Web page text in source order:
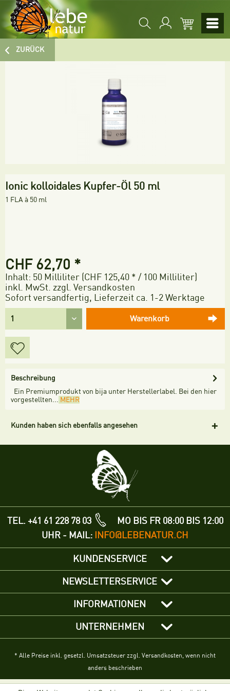
ZURÜCK
Ionic kolloidales Kupfer-Öl 50 ml
1 FLA à 50 ml
CHF 62,70 *
Inhalt: 50 Milliliter (CHF 125,40 * / 100 Milliliter)
inkl. MwSt. zzgl. Versandkosten
Sofort versandfertig, Lieferzeit ca. 1-2 Werktage
Warenkorb
Beschreibung
Ein Premiumprodukt von bija unter Herstellerlabel. Bei den hier
vorgestellten... MEHR
Kunden haben sich ebenfalls angesehen
TEL. +41 61 228 78 03
MO BIS FR 08:00 BIS 12:00
UHR - MAIL: INFO@LEBENATUR.CH
KUNDENSERVICE
NEWSLETTERSERVICE
INFORMATIONEN
UNTERNEHMEN
* Alle Preise inkl. gesetzl. Umsatzsteuer zzgl. Versandkosten, wenn nicht
anders beschrieben